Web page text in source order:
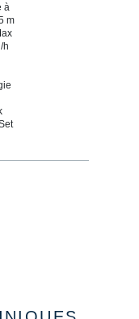
à
m
h